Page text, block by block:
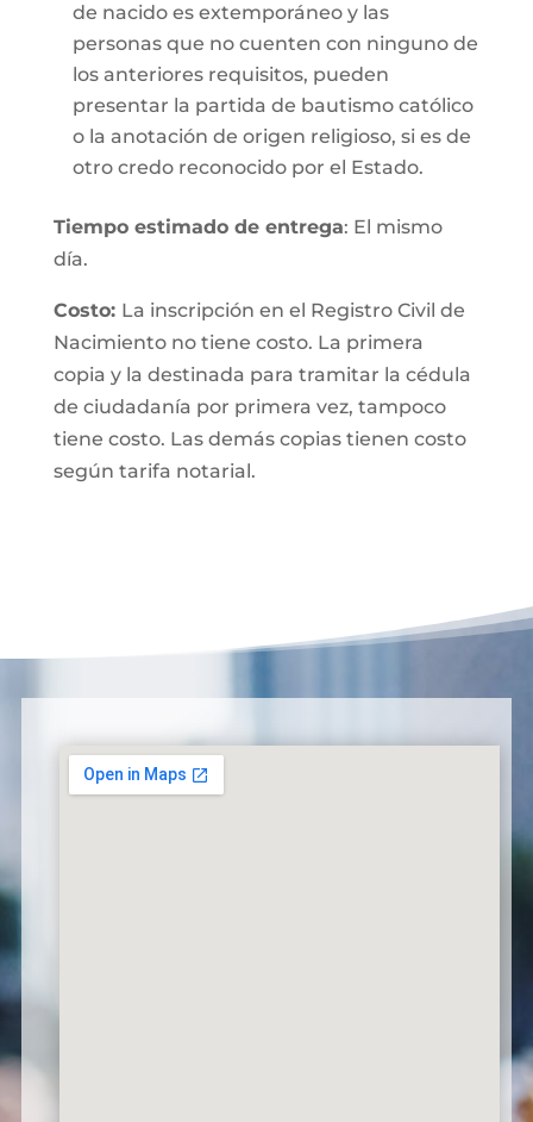
de nacido es extemporáneo y las
personas que no cuenten con ninguno de
los anteriores requisitos, pueden
presentar la partida de bautismo católico
o la anotación de origen religioso, si es de
otro credo reconocido por el Estado.
Tiempo estimado de entrega: El mismo
día.
Costo: La inscripción en el Registro Civil de
Nacimiento no tiene costo. La primera
copia y la destinada para tramitar la cédula
de ciudadanía por primera vez, tampoco
tiene costo. Las demás copias tienen costo
según tarifa notarial.